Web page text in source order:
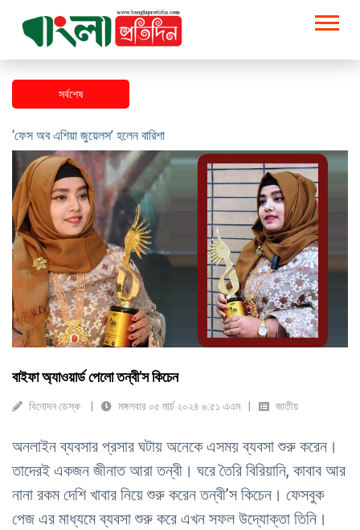
সর্বশেষ
‘বোধ’-এর ঈদ ২০২৬ উপহার বিতরণ, মসজিদে অনুদান
বাইফা অ্যাওয়ার্ড পেলো তন্বী'স কিচেন
বিনোদন ডেস্ক মঙ্গলবার ০৫ মার্চ ২০২৪ ৬:৫১ এএম জাতীয়
অনলাইন ব্যবসার প্রসার ঘটায় অনেকে এসময় ব্যবসা শুরু করেন।
তাদেরই একজন জীনাত আরা তন্বী। ঘরে তৈরি বিরিয়ানি, কাবাব আর
নানা রকম দেশি খাবার নিয়ে শুরু করেন তন্বী’স কিচেন। ফেসবুক
পেজ এর মাধ্যমে ব্যবসা শুরু করে এখন সফল উদ্যোক্তা তিনি।